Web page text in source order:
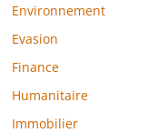
Environnement
Evasion
Finance
Humanitaire
Immobilier